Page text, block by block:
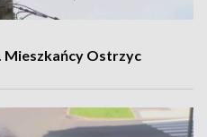
Mieszkańcy Ostrzyc